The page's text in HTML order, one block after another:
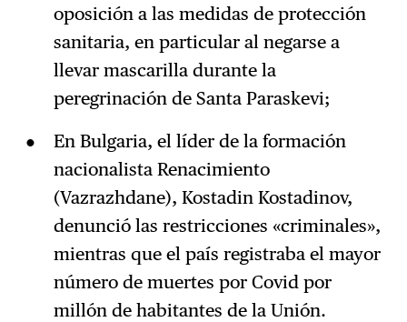
oposición a las medidas de protección
sanitaria, en particular al negarse a
llevar mascarilla durante la
peregrinación de Santa Paraskevi;
En Bulgaria, el líder de la formación
nacionalista Renacimiento
(Vazrazhdane), Kostadin Kostadinov,
denunció las restricciones «criminales»,
mientras que el país registraba el mayor
número de muertes por Covid por
millón de habitantes de la Unión.